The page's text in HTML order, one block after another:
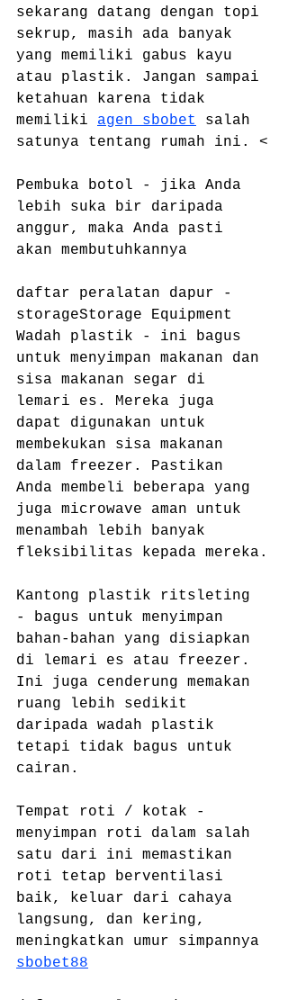
sekarang datang dengan topi
sekrup, masih ada banyak
yang memiliki gabus kayu
atau plastik. Jangan sampai
ketahuan karena tidak
memiliki agen sbobet
salah
satunya tentang rumah ini. <
Pembuka botol - jika Anda
lebih suka bir daripada
anggur, maka Anda pasti
akan membutuhkannya
daftar peralatan dapur -
storageStorage Equipment
Wadah plastik - ini bagus
untuk menyimpan makanan dan
sisa makanan segar di
lemari es. Mereka juga
dapat digunakan untuk
membekukan sisa makanan
dalam freezer. Pastikan
Anda membeli beberapa yang
juga microwave aman untuk
menambah lebih banyak
fleksibilitas kepada mereka.
Kantong plastik ritsleting
- bagus untuk menyimpan
bahan-bahan yang disiapkan
di lemari es atau freezer.
Ini juga cenderung memakan
ruang lebih sedikit
daripada wadah plastik
tetapi tidak bagus untuk
cairan.
Tempat roti / kotak -
menyimpan roti dalam salah
satu dari ini memastikan
roti tetap berventilasi
baik, keluar dari cahaya
langsung, dan kering,
meningkatkan umur simpannya
sbobet88